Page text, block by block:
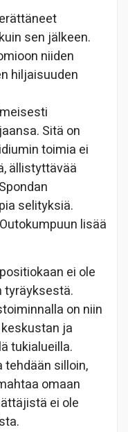
sen jälkeen.
niiden
hiljaisuuden
Sitä on
toimia ei
ällistyttävää
selityksiä.
lisää
ei ole
tyräyksestä.
on niin
ja
tukialueilla.
tehdään silloin,
omaan
ei ole